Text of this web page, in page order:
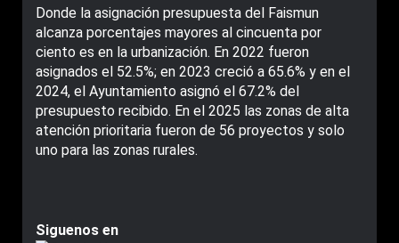
Donde la asignación presupuesta del Faismun
alcanza porcentajes mayores al cincuenta por
ciento es en la urbanización. En 2022 fueron
asignados el 52.5%; en 2023 creció a 65.6% y en el
2024, el Ayuntamiento asignó el 67.2% del
presupuesto recibido. En el 2025 las zonas de alta
atención prioritaria fueron de 56 proyectos y solo
uno para las zonas rurales.
Siguenos en